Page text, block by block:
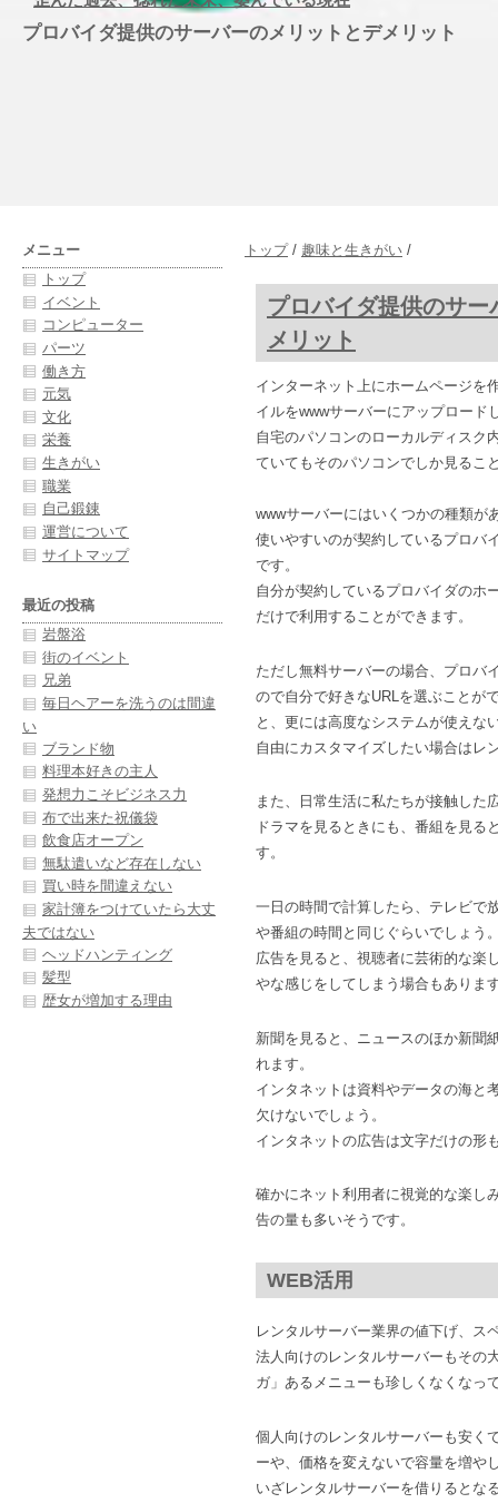
プロバイダ提供のサーバーのメリットとデメリット
トップ/ 趣味と生きがい /
プロバイダ提供のサ
メリット
インターネット上にホームページを
イルをwwwサーバーにアップロード
自宅のパソコンのローカルディスク
ていてもそのパソコンでしか見るこ
wwwサーバーにはいくつかの種類が
使いやすいのが契約しているプロバ
です。
自分が契約しているプロバイダのホ
だけで利用することができます。
ただし無料サーバーの場合、プロバ
ので自分で好きなURLを選ぶことが
と、更には高度なシステムが使えな
自由にカスタマイズしたい場合はレ
また、日常生活に私たちが接触した
ドラマを見るときにも、番組を見る
す。
一日の時間で計算したら、テレビで
や番組の時間と同じぐらいでしょう
広告を見ると、視聴者に芸術的な楽
やな感じをしてしまう場合もありま
新聞を見ると、ニュースのほか新聞
れます。
インタネットは資料やデータの海と
欠けないでしょう。
インタネットの広告は文字だけの形
確かにネット利用者に視覚的な楽し
告の量も多いそうです。
WEB活用
レンタルサーバー業界の値下げ、ス
法人向けのレンタルサーバーもその
ガ」あるメニューも珍しくなくなっ
個人向けのレンタルサーバーも安く
ーや、価格を変えないで容量を増や
いざレンタルサーバーを借りるとな
メニュー
トップ
イベント
コンピューター
パーツ
働き方
元気
文化
栄養
生きがい
職業
自己鍛錬
運営について
サイトマップ
最近の投稿
岩盤浴
街のイベント
兄弟
毎日ヘアーを洗うのは間違
い
ブランド物
料理本好きの主人
発想力こそビジネス力
布で出来た祝儀袋
飲食店オープン
無駄遣いなど存在しない
買い時を間違えない
家計簿をつけていたら大丈
夫ではない
ヘッドハンティング
髪型
歴女が増加する理由